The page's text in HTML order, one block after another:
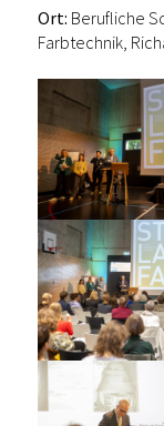
Ort: Berufliche
Farbtechnik,